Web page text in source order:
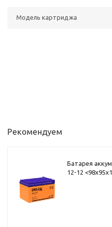
Модель картриджа
Рекомендуем
Батарея
12-12